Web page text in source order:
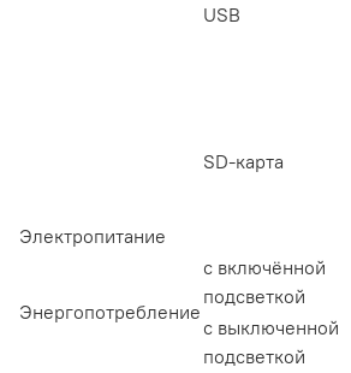
USB
SD-карта
Электропитание
Энергопотребление
с включённой
подсветкой
с выключенной
подсветкой